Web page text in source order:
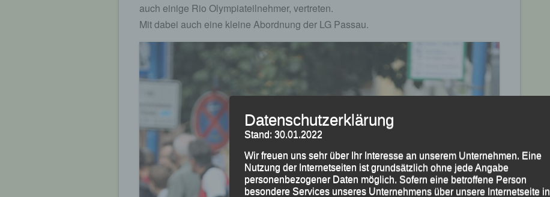
auch einige Rio Olympiateilnehmer, vertreten.
Mit dabei auch eine kleine Abordnung der LG Passau.
Datenschutzerklärung
Stand: 30.01.2022
Wir freuen uns sehr über Ihr Interesse an unserem Unternehmen. Eine
Nutzung der Internetseiten ist grundsätzlich ohne jede Angabe
personenbezogener Daten möglich. Sofern eine betroffene Person
besondere Services unseres Unternehmens über unsere Internetseite in